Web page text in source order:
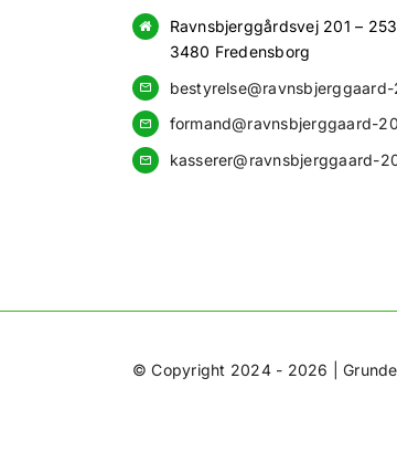
Ravnsbjerggårdsvej 201 – 253
3480 Fredensborg
formand@ravnsbjerggaard-
kasserer@ravnsbjerggaard-
© Copyright 2024 - 2026 |